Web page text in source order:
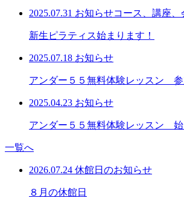
2025.07.31 お知らせコース、講座、
新生ピラティス始まります！
2025.07.18 お知らせ
アンダー５５無料体験レッスン
2025.04.23 お知らせ
アンダー５５無料体験レッスン 始
一覧へ
2026.07.24 休館日のお知らせ
８月の休館日